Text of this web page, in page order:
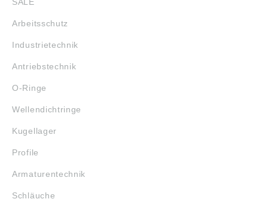
Arbeitsschutz
Industrietechnik
Antriebstechnik
O-Ringe
Wellendichtringe
Kugellager
Profile
Armaturentechnik
Schläuche